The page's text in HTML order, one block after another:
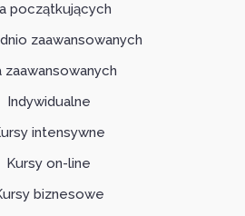
początkujących
zaawansowanych
zaawansowanych
Indywidualne
intensywne
Kursy on-line
biznesowe